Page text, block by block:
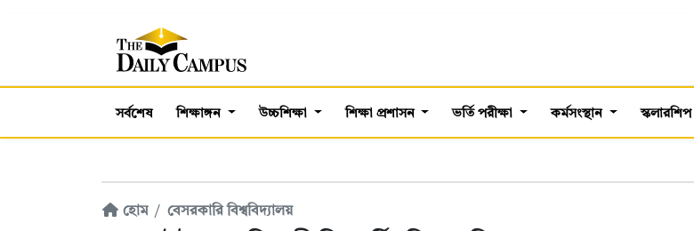
সর্বশেষ শিক্ষাঙ্গন উচ্চশিক্ষা শিক্ষা প্রশাসন ভর্তি পরীক্ষা কর্মসংস্থান স্কলারশিপ
হোম বেসরকারি বিশ্ববিদ্যালয়